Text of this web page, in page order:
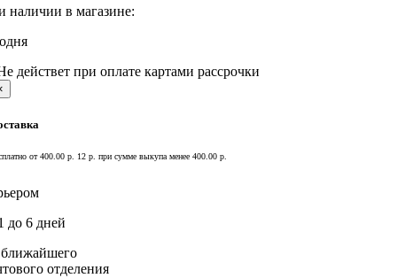
наличии в магазине:
действет при оплате картами рассрочки
от 400.00 р. 12 р. при сумме выкупа менее 400.00 р.
до 6 дней
отделения